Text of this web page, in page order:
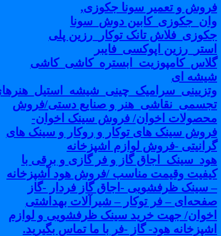
و تعمیر سونا جکوزی,
دوش_سونا
تانک توکار_رزین پلی
اپوکسی_فایبر
ای
و صنایع دستی/فروش
اخوان/ فروش سینک اخوان-
سینک های توکار و روکار و سینک های
-فروش لوازم اشپزخانه
گاز و فر گازی و برقی با
وقیمت مناسب /فروش هود آشپزخانه
سینک ظرفشویی -اجاق گاز فردار -گاز
– فر توکار – شیرآلات بهداشتی
جهت خرید سینک ظرفشویی و لوازم
هود- گاز -فر با ما تماس بگیرید.